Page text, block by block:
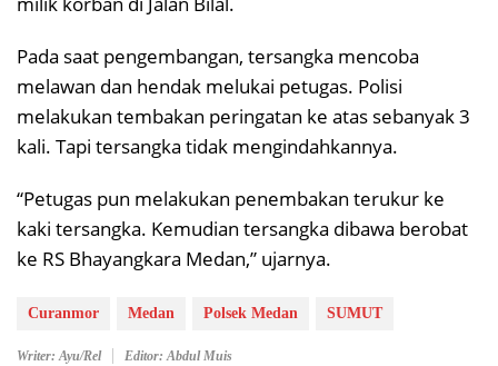
Pada saat pengembangan, tersangka mencoba
melawan dan hendak melukai petugas. Polisi
melakukan tembakan peringatan ke atas sebanyak 3
kali. Tapi tersangka tidak mengindahkannya.
“Petugas pun melakukan penembakan terukur ke
kaki tersangka. Kemudian tersangka dibawa berobat
ke RS Bhayangkara Medan,” ujarnya.
Curanmor Medan Polsek Medan SUMUT
Writer: Ayu/Rel Editor: Abdul Muis